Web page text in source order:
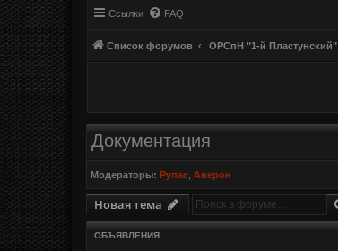
Ссылки FAQ
Список форумов ОРСпН "1-й Пластунский"
Документация
Модераторы: Рупас ,Аверон
Новая тема
ОБЪЯВЛЕНИЯ